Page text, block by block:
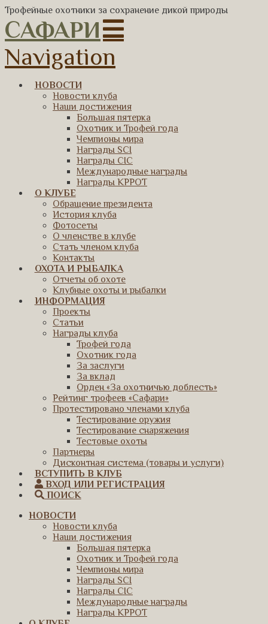
Трофейные охотники за сохранение дикой природы
САФАРИ
Navigation
НОВОСТИ
Новости клуба
Наши достижения
Большая пятерка
Охотник и Трофей года
Чемпионы мира
Награды SCI
Награды CIC
Международные награды
Награды КРРОТ
О КЛУБЕ
Обращение президента
История клуба
Фотосеты
О членстве в клубе
Стать членом клуба
Контакты
ОХОТА И РЫБАЛКА
Отчеты об охоте
Клубные охоты и рыбалки
ИНФОРМАЦИЯ
Проекты
Статьи
Награды клуба
Трофей года
Охотник года
За заслуги
За вклад
Орден «За охотничью доблесть»
Рейтинг трофеев «Сафари»
Протестировано членами клуба
Тестирование оружия
Тестирование снаряжения
Тестовые охоты
Партнеры
Дисконтная система (товары и услуги)
ВСТУПИТЬ В КЛУБ
ВХОД ИЛИ РЕГИСТРАЦИЯ
ПОИСК
НОВОСТИ
Новости клуба
Наши достижения
Большая пятерка
Охотник и Трофей года
Чемпионы мира
Награды SCI
Награды CIC
Международные награды
Награды КРРОТ